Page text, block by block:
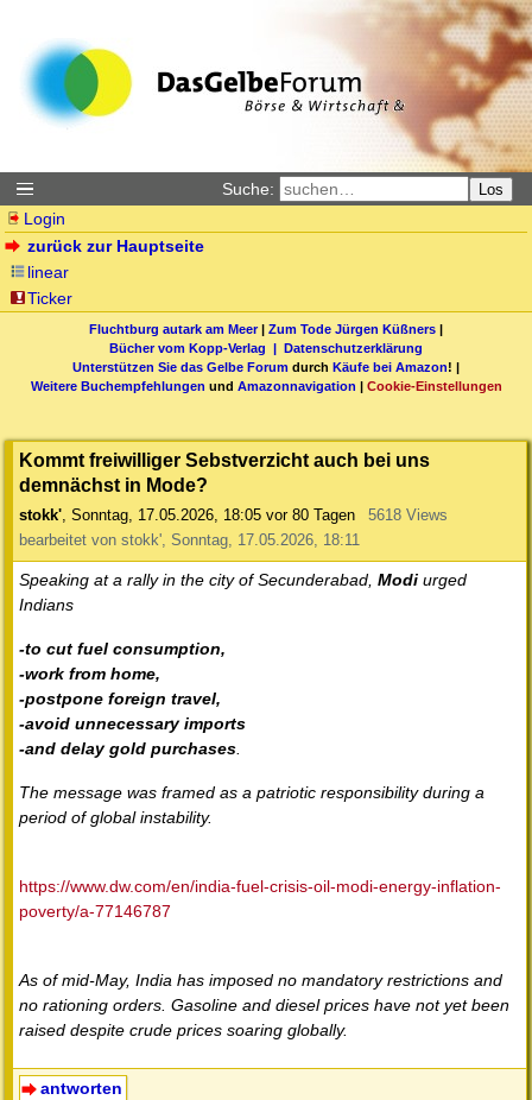
Suche: Los
Login
zurück zur Hauptseite
linear
Ticker
Fluchtburg autark am Meer| Zum Tode Jürgen Küßners |
Bücher vom Kopp-Verlag | Datenschutzerklärung
Unterstützen Sie das Gelbe Forum durch Käufe bei Amazon! |
Weitere Buchempfehlungen und Amazonnavigation | Cookie-Einstellungen
Kommt freiwilliger Sebstverzicht auch bei uns
demnächst in Mode?
stokk', Sonntag, 17.05.2026, 18:05 vor 80 Tagen
5618 Views
bearbeitet von stokk', Sonntag, 17.05.2026, 18:11
Speaking at a rally in the city of Secunderabad, Modi urged
Indians
-to cut fuel consumption,
-work from home,
-postpone foreign travel,
-avoid unnecessary imports
-and delay gold purchases.
The message was framed as a patriotic responsibility during a
period of global instability.
https://www.dw.com/en/india-fuel-crisis-oil-modi-energy-inflation-
poverty/a-77146787
As of mid-May, India has imposed no mandatory restrictions and
no rationing orders. Gasoline and diesel prices have not yet been
raised despite crude prices soaring globally.
antworten